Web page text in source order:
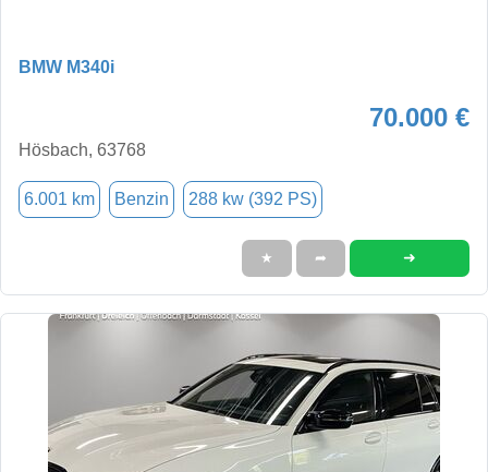
BMW M340i
70.000 €
Hösbach, 63768
6.001 km Benzin 288 kw (392 PS)
★ ➦ ➜